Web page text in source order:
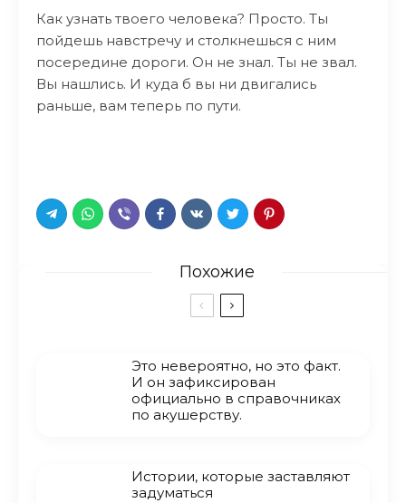
Как узнать твоего человека? Просто. Ты
пойдешь навстречу и столкнешься с ним
посередине дороги. Он не знал. Ты не звал.
Вы нашлись. И куда б вы ни двигались
раньше, вам теперь по пути.
Похожие
Это невероятно, но это факт.
И он зафиксирован
официально в справочниках
по акушерству.
Истории, которые заставляют
задуматься